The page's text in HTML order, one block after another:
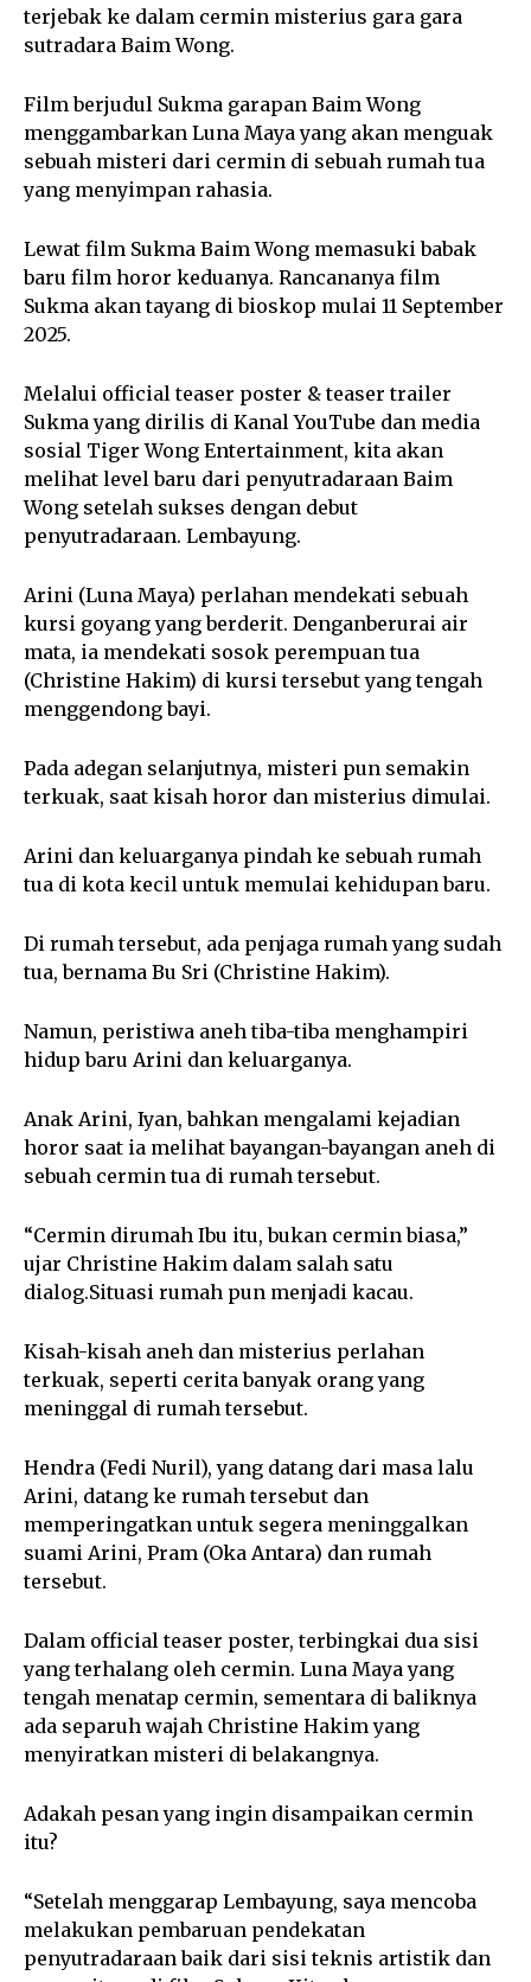
terjebak ke dalam cermin misterius gara gara
sutradara Baim Wong.
Film berjudul Sukma garapan Baim Wong
menggambarkan Luna Maya yang akan menguak
sebuah misteri dari cermin di sebuah rumah tua
yang menyimpan rahasia.
Lewat film Sukma Baim Wong memasuki babak
baru film horor keduanya. Rancananya film
Sukma akan tayang di bioskop mulai 11 September
2025.
Melalui official teaser poster & teaser trailer
Sukma yang dirilis di Kanal YouTube dan media
sosial Tiger Wong Entertainment, kita akan
melihat level baru dari penyutradaraan Baim
Wong setelah sukses dengan debut
penyutradaraan. Lembayung.
Arini (Luna Maya) perlahan mendekati sebuah
kursi goyang yang berderit. Denganberurai air
mata, ia mendekati sosok perempuan tua
(Christine Hakim) di kursi tersebut yang tengah
menggendong bayi.
Pada adegan selanjutnya, misteri pun semakin
terkuak, saat kisah horor dan misterius dimulai.
Arini dan keluarganya pindah ke sebuah rumah
tua di kota kecil untuk memulai kehidupan baru.
Di rumah tersebut, ada penjaga rumah yang sudah
tua, bernama Bu Sri (Christine Hakim).
Namun, peristiwa aneh tiba-tiba menghampiri
hidup baru Arini dan keluarganya.
Anak Arini, Iyan, bahkan mengalami kejadian
horor saat ia melihat bayangan-bayangan aneh di
sebuah cermin tua di rumah tersebut.
“Cermin dirumah Ibu itu, bukan cermin biasa,”
ujar Christine Hakim dalam salah satu
dialog.Situasi rumah pun menjadi kacau.
Kisah-kisah aneh dan misterius perlahan
terkuak, seperti cerita banyak orang yang
meninggal di rumah tersebut.
Hendra (Fedi Nuril), yang datang dari masa lalu
Arini, datang ke rumah tersebut dan
memperingatkan untuk segera meninggalkan
suami Arini, Pram (Oka Antara) dan rumah
tersebut.
Dalam official teaser poster, terbingkai dua sisi
yang terhalang oleh cermin. Luna Maya yang
tengah menatap cermin, sementara di baliknya
ada separuh wajah Christine Hakim yang
menyiratkan misteri di belakangnya.
Adakah pesan yang ingin disampaikan cermin
itu?
“Setelah menggarap Lembayung, saya mencoba
melakukan pembaruan pendekatan
penyutradaraan baik dari sisi teknis artistik dan